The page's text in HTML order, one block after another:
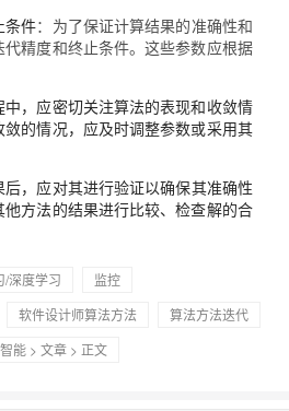
条件：为了保证计算结果的准确性和
精度和终止条件。这些参数应根据
中，应密切关注算法的表现和收敛情
的情况，应及时调整参数或采用其
后，应对其进行验证以确保其准确性
方法的结果进行比较、检查解的合
/深度学习
监控
软件设计师算法方法
算法方法迭代
能 > 文章 > 正文